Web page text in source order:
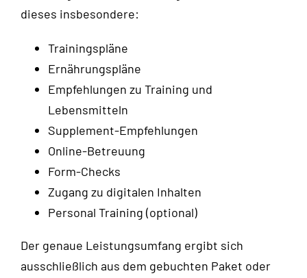
dieses insbesondere:
Trainingspläne
Ernährungspläne
Empfehlungen zu Training und
Lebensmitteln
Supplement-Empfehlungen
Online-Betreuung
Form-Checks
Zugang zu digitalen Inhalten
Personal Training (optional)
Der genaue Leistungsumfang ergibt sich
ausschließlich aus dem gebuchten Paket oder